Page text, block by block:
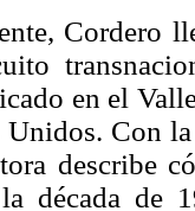
Cordero
en el
Unidos. Con
describe
década de